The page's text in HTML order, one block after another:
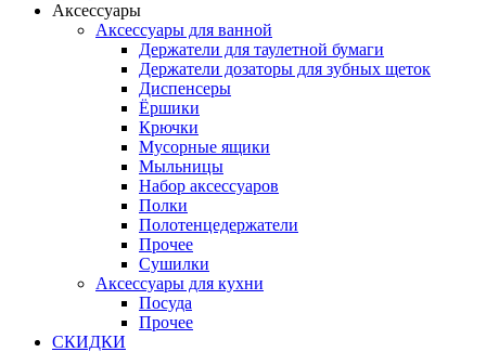
Аксессуары
Аксессуары для ванной
Держатели для таулетной бумаги
Держатели дозаторы для зубных щеток
Диспенсеры
Ёршики
Крючки
Мусорные ящики
Мыльницы
Набор аксессуаров
Полки
Полотенцедержатели
Прочее
Сушилки
Аксессуары для кухни
Посуда
Прочее
СКИДКИ